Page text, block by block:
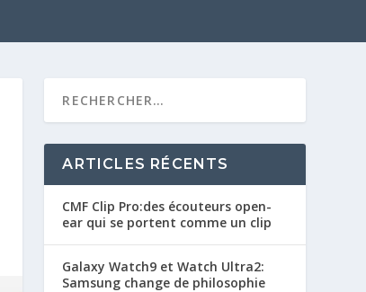
ARTICLES RÉCENTS
CMF Clip Pro:des écouteurs open-
ear qui se portent comme un clip
Galaxy Watch9 et Watch Ultra2:
Samsung change de philosophie